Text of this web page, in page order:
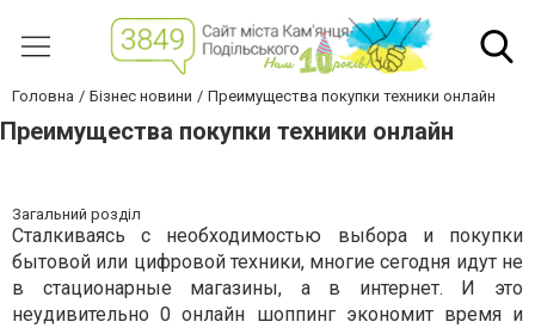
Головна Бізнес новини Преимущества покупки техники онлайн
Преимущества покупки техники онлайн
Загальний розділ
Сталкиваясь с необходимостью выбора и покупки
бытовой или цифровой техники, многие сегодня идут не
в стационарные магазины, а в интернет. И это
неудивительно 0 онлайн шоппинг экономит время и